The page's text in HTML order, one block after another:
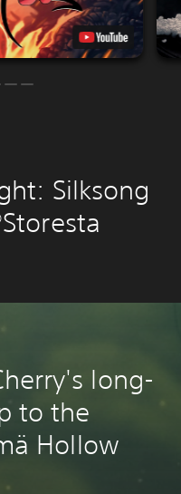
Silksong
long-
to the
Hollow